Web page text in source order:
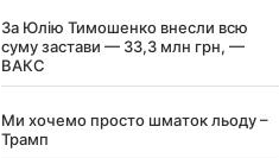
За Юлію Тимошенко внесли всю
суму застави — 33,3 млн грн, —
ВАКС
Ми хочемо просто шматок льоду –
Трамп